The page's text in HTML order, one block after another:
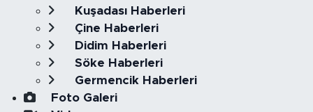
Kuşadası Haberleri
Çine Haberleri
Didim Haberleri
Söke Haberleri
Germencik Haberleri
Foto Galeri